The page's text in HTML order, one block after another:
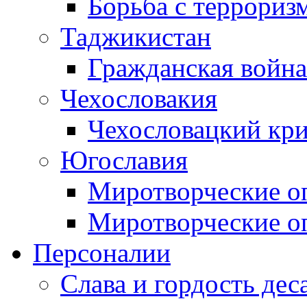
Таджикистан
Гражданская
Чехословакия
Чехословацкий
Югославия
Миротворческие
Миротворческие
Персоналии
Слава и гордость